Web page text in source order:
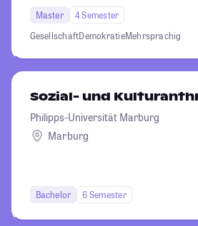
Master
4 Semester
GesellschaftDemokratieMehrsprachig
Sozial- und
Philipps-Universität Marburg
Marburg
Bachelor 6 Semester